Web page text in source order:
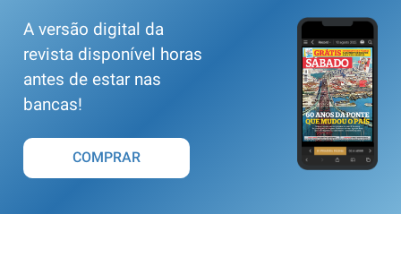
A versão digital da
revista disponível horas
antes de estar nas
bancas!
COMPRAR